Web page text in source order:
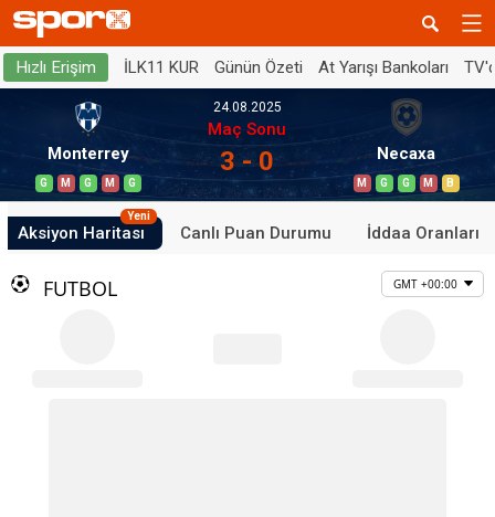
Hızlı Erişim İLK11 KUR Günün Özeti At Yarışı Bankoları
Monterrey
G M G M G
24.08.2025
Maç Sonu
3 - 0 Necaxa
M G G M B
Aksiyon Haritası
Yeni
Canlı Puan Durumu İddaa Oranları
FUTBOL GMT +00:00